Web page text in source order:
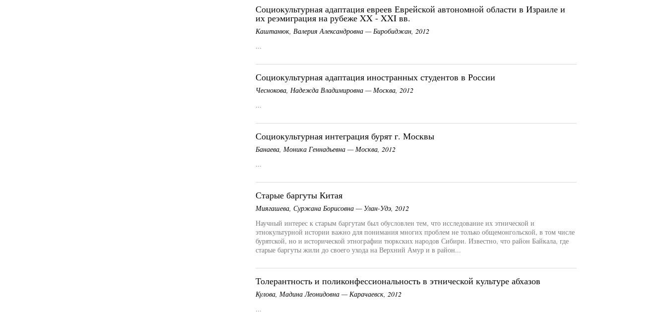
Социокультурная адаптация евреев Еврейской автономной области в Израиле и
их реэмиграция на рубеже XX - XXI вв.
Каштанюк, Валерия Александровна — Биробиджан, 2012
...
Социокультурная адаптация иностранных студентов в России
Чеснокова, Надежда Владимировна — Москва, 2012
...
Социокультурная интеграция бурят г. Москвы
Банаева, Моника Геннадьевна — Москва, 2012
...
Старые баргуты Китая
Миягашева, Суржана Борисовна — Улан-Удэ, 2012
Научный интерес к старым баргутам был обусловлен тем, что исследование их этнической и
этнокультурной истории важно для понимания многих проблем не только общемонгольской, в том числе
бурятской, но и исторической этнографии тюркских народов Сибири. Известно, что район Байкала, где
старые баргуты жили до своего ухода на Верхний Амур и в район...
Толерантность и поликонфессиональность в этнической культуре абхазов
Кулова, Мадина Леонидовна — Карачаевск, 2012
...